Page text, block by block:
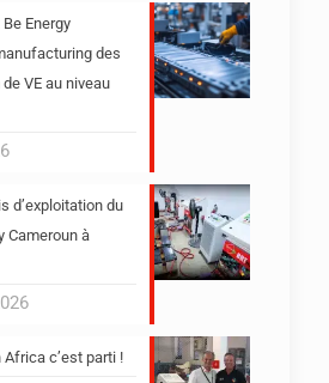
Be Energy
des
VE au niveau
d’exploitation du
Cameroun à
Africa c’est parti !